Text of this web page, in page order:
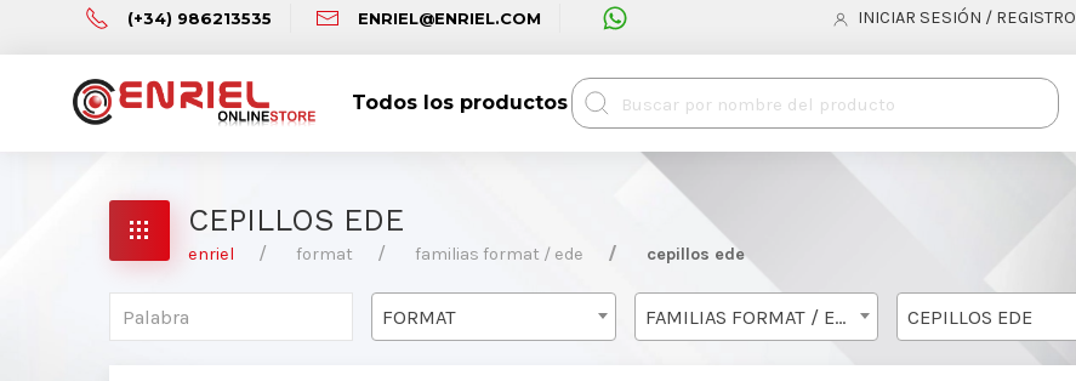
(+34) 986213535 ENRIEL@ENRIEL.COM INICIAR SESIÓN / REGISTRO
Todos los productos
CEPILLOS EDE
enriel format familias format / ede cepillos ede
FORMAT FAMILIAS FORMAT / EDE CEPILLOS EDE